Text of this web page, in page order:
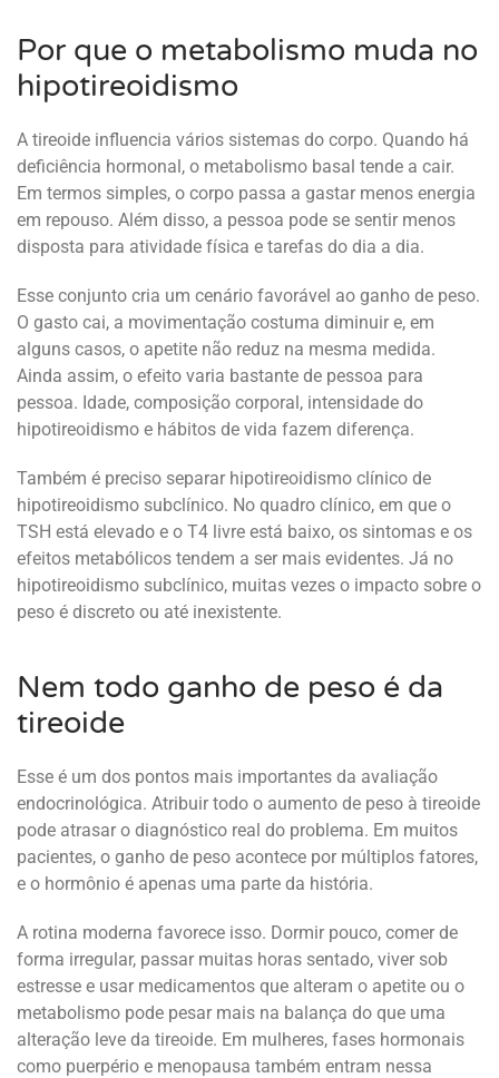
Por que o metabolismo muda no
hipotireoidismo
A tireoide influencia vários sistemas do corpo. Quando há
deficiência hormonal, o metabolismo basal tende a cair.
Em termos simples, o corpo passa a gastar menos energia
em repouso. Além disso, a pessoa pode se sentir menos
disposta para atividade física e tarefas do dia a dia.
Esse conjunto cria um cenário favorável ao ganho de peso.
O gasto cai, a movimentação costuma diminuir e, em
alguns casos, o apetite não reduz na mesma medida.
Ainda assim, o efeito varia bastante de pessoa para
pessoa. Idade, composição corporal, intensidade do
hipotireoidismo e hábitos de vida fazem diferença.
Também é preciso separar hipotireoidismo clínico de
hipotireoidismo subclínico. No quadro clínico, em que o
TSH está elevado e o T4 livre está baixo, os sintomas e os
efeitos metabólicos tendem a ser mais evidentes. Já no
hipotireoidismo subclínico, muitas vezes o impacto sobre o
peso é discreto ou até inexistente.
Nem todo ganho de peso é da
tireoide
Esse é um dos pontos mais importantes da avaliação
endocrinológica. Atribuir todo o aumento de peso à tireoide
pode atrasar o diagnóstico real do problema. Em muitos
pacientes, o ganho de peso acontece por múltiplos fatores,
e o hormônio é apenas uma parte da história.
A rotina moderna favorece isso. Dormir pouco, comer de
forma irregular, passar muitas horas sentado, viver sob
estresse e usar medicamentos que alteram o apetite ou o
metabolismo pode pesar mais na balança do que uma
alteração leve da tireoide. Em mulheres, fases hormonais
como puerpério e menopausa também entram nessa